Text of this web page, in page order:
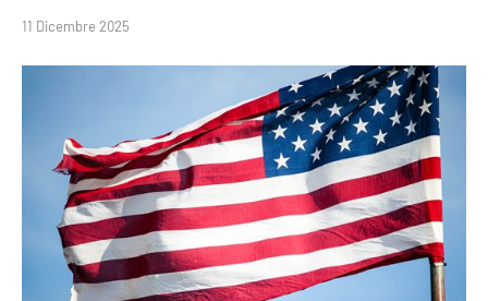
11 Dicembre 2025